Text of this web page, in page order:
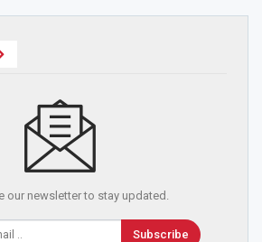
our newsletter to stay updated.
Subscribe